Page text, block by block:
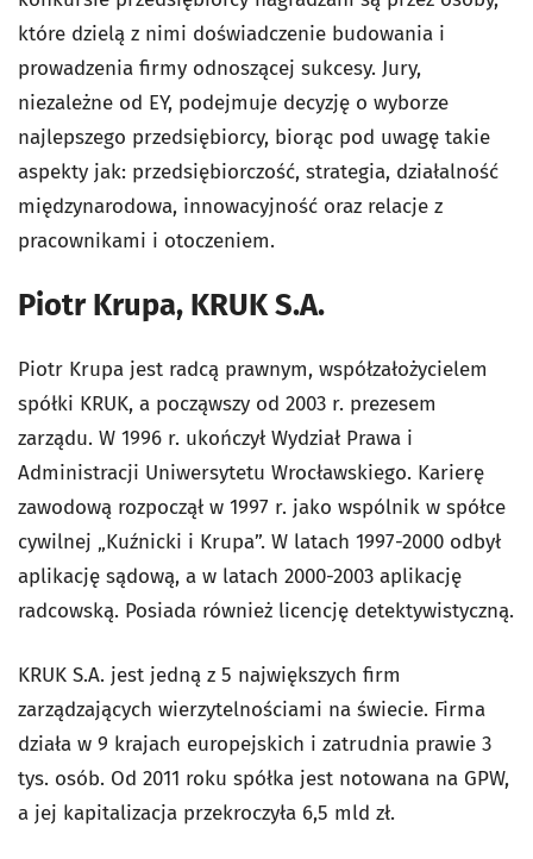
które dzielą z nimi doświadczenie budowania i
prowadzenia firmy odnoszącej sukcesy. Jury,
niezależne od EY, podejmuje decyzję o wyborze
najlepszego przedsiębiorcy, biorąc pod uwagę takie
aspekty jak: przedsiębiorczość, strategia, działalność
międzynarodowa, innowacyjność oraz relacje z
pracownikami i otoczeniem.
Piotr Krupa, KRUK S.A.
Piotr Krupa jest radcą prawnym, współzałożycielem
spółki KRUK, a począwszy od 2003 r. prezesem
zarządu. W 1996 r. ukończył Wydział Prawa i
Administracji Uniwersytetu Wrocławskiego. Karierę
zawodową rozpoczął w 1997 r. jako wspólnik w spółce
cywilnej „Kuźnicki i Krupa”. W latach 1997-2000 odbył
aplikację sądową, a w latach 2000-2003 aplikację
radcowską. Posiada również licencję detektywistyczną.
KRUK S.A. jest jedną z 5 największych firm
zarządzających wierzytelnościami na świecie. Firma
działa w 9 krajach europejskich i zatrudnia prawie 3
tys. osób. Od 2011 roku spółka jest notowana na GPW,
a jej kapitalizacja przekroczyła 6,5 mld zł.